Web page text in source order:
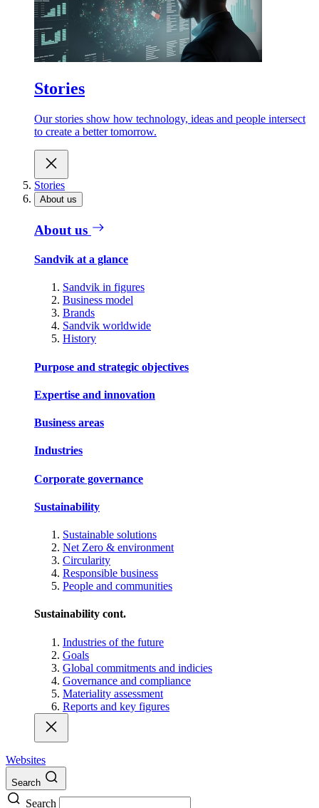
Stories
Our stories show how technology, ideas and people intersect
to create a better tomorrow.
Stories
About us
About us
Sandvik at a glance
Sandvik in figures
Business model
Brands
Sandvik worldwide
History
Purpose and strategic objectives
Expertise and innovation
Business areas
Industries
Corporate governance
Sustainability
Sustainable solutions
Net Zero & environment
Circularity
Responsible business
People and communities
Sustainability cont.
Industries of the future
Goals
Global commitments and indicies
Governance and compliance
Materiality assessment
Reports and key figures
Websites
Search
Search